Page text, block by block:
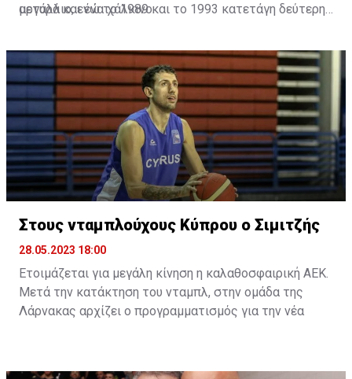
αργυρά και ένα χάλκινο.
μετάλλιο, ενώ το 1989 και το 1993 κατετάγη δεύτερη
2001, 2003, 2005, 2009, 2013, 2017). Οι μοναδικές
φορές που δεν πήρε μετάλλιο ήταν το 1987 και το
2019.
Στους νταμπλούχους Κύπρου ο Σιμιτζής
28.05.2023 18:00
Ετοιμάζεται για μεγάλη κίνηση η καλαθοσφαιρική ΑΕΚ.
Μετά την κατάκτηση του νταμπλ, στην ομάδα της
Λάρνακας αρχίζει ο προγραμματισμός για την νέα